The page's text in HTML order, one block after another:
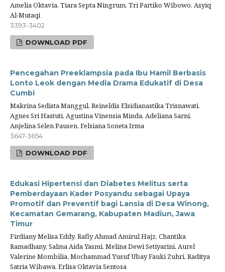
Amelia Oktavia, Tiara Septa Ningrum, Tri Partiko Wibowo, Asyiq
Al-Mutaqi
3393-3402
DOWNLOAD PDF
Pencegahan Preeklampsia pada Ibu Hamil Berbasis
Lonto Leok dengan Media Drama Edukatif di Desa
Cumbi
Makrina Sedista Manggul, Reineldis Elsidianastika Trisnawati,
Agnes Sri Hastuti, Agustina Vinensia Minda, Adeliana Sarni,
Anjelina Selen Pausen, Felsiana Soneta Irma
3647-3654
DOWNLOAD PDF
Edukasi Hipertensi dan Diabetes Melitus serta
Pemberdayaan Kader Posyandu sebagai Upaya
Promotif dan Preventif bagi Lansia di Desa Winong,
Kecamatan Gemarang, Kabupaten Madiun, Jawa
Timur
Firdiany Melisa Eddy, Rafly Ahmad Amirul Hajz, Chantika
Ramadhany, Salma Aida Yasmi, Melina Dewi Setiyarini, Aurel
Valerine Mombilia, Mochammad Yusuf Ubay Fauki Zuhri, Raditya
Satria Wibawa, Erlisa Oktavia Sentosa